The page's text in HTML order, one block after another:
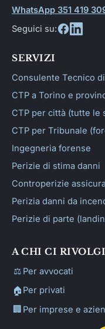
WhatsApp 351 419
Seguici su:
SERVIZI
Consulente Tecnico
CTP a Torino e
CTP per città (tutte le
CTP per Tribunale
Ingegneria forense
Perizie di stima danni
Controperizie
Perizia danni da
Perizie di parte
A CHI CI
⚖️ Per avvocati
🏠 Per privati
🏢 Per imprese e